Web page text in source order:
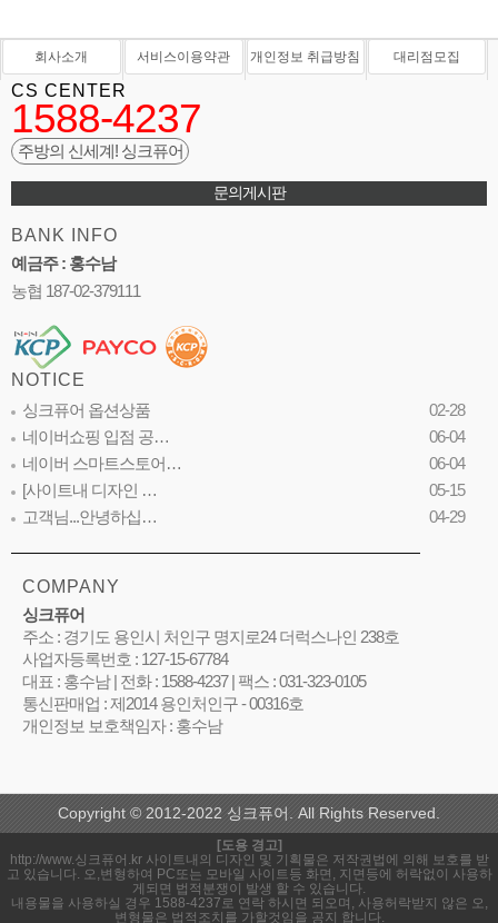
회사소개 서비스이용약관 개인정보 취급방침 대리점모집
CS CENTER
1588-4237
주방의 신세계! 싱크퓨어
문의게시판
BANK INFO
예금주 : 홍수남
농협 187-02-379111
NOTICE
싱크퓨어 옵션상품
02-28
네이버쇼핑 입점 공…
06-04
네이버 스마트스토어…
06-04
[사이트내 디자인 …
05-15
고객님...안녕하십…
04-29
COMPANY
싱크퓨어
주소 : 경기도 용인시 처인구 명지로24 더럭스나인 238호
사업자등록번호 : 127-15-67784
대표 : 홍수남 | 전화 : 1588-4237 | 팩스 : 031-323-0105
통신판매업 : 제2014 용인처인구 - 00316호
개인정보 보호책임자 : 홍수남
Copyright © 2012-2022 싱크퓨어. All Rights Reserved.
[도용 경고]
http://www.싱크퓨어.kr 사이트내의 디자인 및 기획물은 저작권법에 의해 보호를 받
고 있습니다. 오,변형하여 PC또는 모바일 사이트등 화면, 지면등에 허락없이 사용하
게되면 법적분쟁이 발생 할 수 있습니다.
내용물을 사용하실 경우 1588-4237로 연락 하시면 되오며, 사용허락받지 않은 오,
변형물은 법적조치를 가할것임을 공지 합니다.